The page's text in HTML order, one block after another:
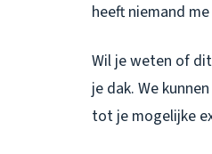
heeft niemand
Wil je weten of
je dak. We
tot je mogelijke